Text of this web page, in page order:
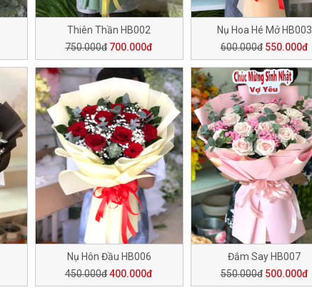
Thiên Thần HB002
750.000đ 700.000đ
Nụ Hoa Hé Mở HB003
600.000đ 550.000đ
Nụ Hôn Đầu HB006
450.000đ400.000đ
Đắm Say HB007
550.000đ 500.000đ